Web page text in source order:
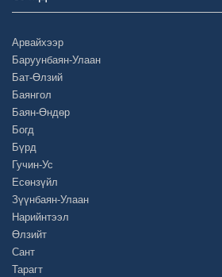
Арвайхээр
Баруунбаян-Улаан
Бат-Өлзий
Баянгол
Баян-Өндөр
Богд
Бүрд
Гучин-Ус
Есөнзүйл
Зүүнбаян-Улаан
Нарийнтээл
Өлзийт
Сант
Тарагт